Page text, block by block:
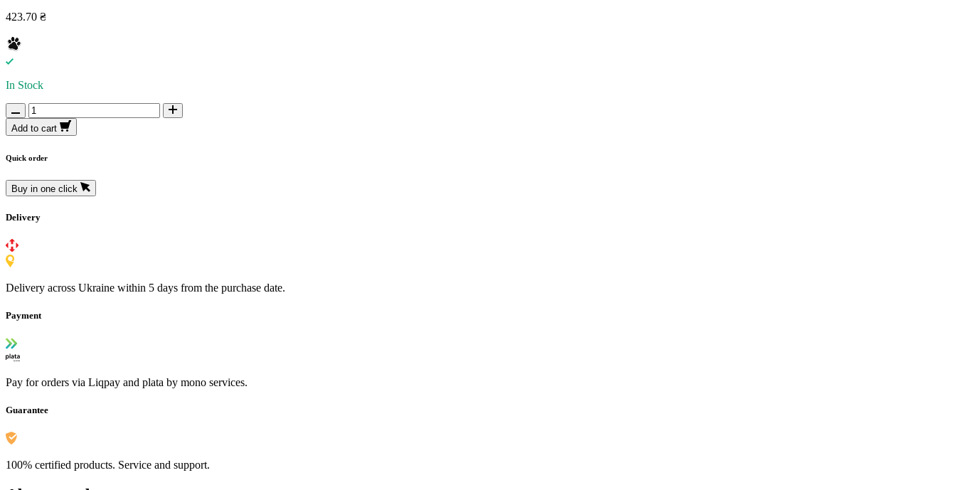
423.70 ₴
In Stock
Add to cart
Quick order
Buy in one click
Delivery
Delivery across Ukraine within 5 days from the purchase date.
Payment
Pay for orders via Liqpay and plata by mono services.
Guarantee
100% certified products. Service and support.